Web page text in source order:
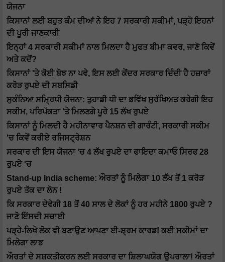
ਯੋਜਨਾ
ਕਿਸਾਨਾਂ ਲਈ ਬਹੁਤ ਕੰਮ ਦੀਆਂ ਨੇ ਇਹ 7 ਸਰਕਾਰੀ ਸਕੀਮਾਂ, ਪੜ੍ਹੋ ਇਹਨਾਂ
ਦੀ ਪੂਰੀ ਜਾਣਕਾਰੀ
ਇਨ੍ਹਾਂ 4 ਸਰਕਾਰੀ ਸਕੀਮਾਂ ਨਾਲ ਮਿਲਦਾ ਹੈ ਮੁਫਤ ਬੀਮਾ ਕਵਰ, ਜਾਣੋ ਕਿਵੇਂ
ਅਤੇ ਕਦੋਂ?
ਕਿਸਾਨਾਂ 'ਤੇ ਕੋਈ ਬੋਝ ਨਾ ਪਵੇ, ਇਸ ਲਈ ਕੇਂਦਰ ਸਰਕਾਰ ਦਿੰਦੀ ਹੈ ਹਜ਼ਾਰਾਂ
ਕਰੋੜ ਰੁਪਏ ਦੀ ਸਬਸਿਡੀ
ਸੁਕੰਨਿਆ ਸਮ੍ਰਿਧੀ ਯੋਜਨਾ: ਤੁਹਾਡੀ ਧੀ ਦਾ ਭਵਿੱਖ ਸੁਰੱਖਿਅਤ ਕਰੇਗੀ ਇਹ
ਸਕੀਮ, ਪਰਿਪੱਕਤਾ 'ਤੇ ਮਿਲਣਗੇ ਪੂਰੇ 15 ਲੱਖ ਰੁਪਏ
ਕਿਸਾਨਾਂ ਨੂੰ ਮਿਲਦੀ ਹੈ ਮਹੀਨਾਵਾਰ ਪੈਨਸ਼ਨ ਦੀ ਗਾਰੰਟੀ, ਸਰਕਾਰੀ ਸਕੀਮ
'ਚ ਕਿਵੇਂ ਕਰੀਏ ਰਜਿਸਟ੍ਰੇਸ਼ਨ
ਸਰਕਾਰ ਦੀ ਇਸ ਯੋਜਨਾ 'ਚ 4 ਲੱਖ ਰੁਪਏ ਦਾ ਫਾਇਦਾ ਕਮਾਓ ਸਿਰਫ 28
ਰੁਪਏ 'ਚ
Stand-up India scheme: ਔਰਤਾਂ ਨੂੰ ਮਿਲੇਗਾ 10 ਲੱਖ ਤੋਂ 1 ਕਰੋੜ
ਰੁਪਏ ਤੱਕ ਦਾ ਲੋਨ !
ਕਿ ਸਰਕਾਰ ਦੇਵੇਗੀ 18 ਤੋਂ 40 ਸਾਲ ਦੇ ਲੋਕਾਂ ਨੂੰ ਹਰ ਮਹੀਨੇ 1800 ਰੁਪਏ ?
ਜਾਣੋ ਇੱਸਦੀ ਸਚਾਈ
ਪੜ੍ਹੇ-ਲਿਖੇ ਲੋਕ ਵੀ ਬਣਾਉਣ ਆਪਣਾ ਈ-ਸ਼੍ਰਮ ਕਾਰਡ! ਕਈ ਸਕੀਮਾਂ ਦਾ
ਮਿਲੇਗਾ ਲਾਭ
ਔਰਤਾਂ ਦੇ ਸਸ਼ਕਤੀਕਰਨ ਲਈ ਸਰਕਾਰ ਦਾ ਸ਼ਿਲਾਘਯੋਗ ਉਪਰਾਲਾ! ਔਰਤਾਂ